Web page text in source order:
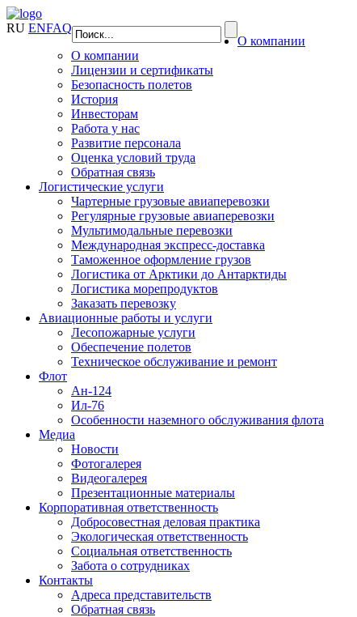
RU ENFAQ
О компании
О компании
Лицензии и сертификаты
Безопасность полетов
История
Инвесторам
Работа у нас
Развитие персонала
Оценка условий труда
Обратная связь
Логистические услуги
Чартерные грузовые авиаперевозки
Регулярные грузовые авиаперевозки
Мультимодальные перевозки
Международная экспресс-доставка
Таможенное оформление грузов
Логистика от Арктики до Антарктиды
Логистика морепродуктов
Заказать перевозку
Авиационные работы и услуги
Лесопожарные услуги
Обеспечение полетов
Техническое обслуживание и ремонт
Флот
Ан-124
Ил-76
Особенности наземного обслуживания флота
Медиа
Новости
Фотогалерея
Видеогалерея
Презентационные материалы
Корпоративная ответственность
Добросовестная деловая практика
Экологическая ответственность
Социальная ответственность
Забота о сотрудниках
Контакты
Адреса представительств
Обратная связь